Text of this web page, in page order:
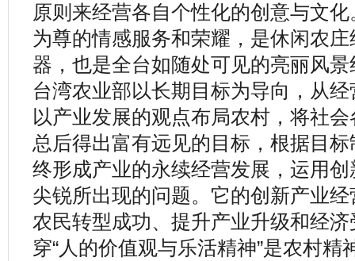
原则来经营各自个性化的创意与文
为尊的情感服务和荣耀，是休闲农
器，也是全台如随处可见的亮丽风景
台湾农业部以长期目标为导向，从
以产业发展的观点布局农村，将社
总后得出富有远见的目标，根据目
终形成产业的永续经营发展，运用
尖锐所出现的问题。它的创新产业
农民转型成功、提升产业升级和经
穿“人的价值观与乐活精神”是农村